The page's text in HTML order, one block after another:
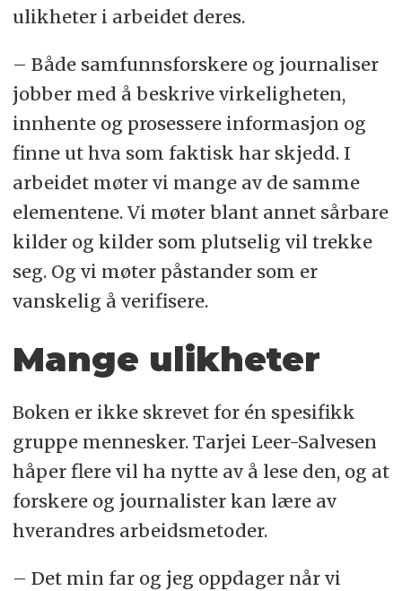
ulikheter i arbeidet deres.
– Både samfunnsforskere og journaliser
jobber med å beskrive virkeligheten,
innhente og prosessere informasjon og
finne ut hva som faktisk har skjedd. I
arbeidet møter vi mange av de samme
elementene. Vi møter blant annet sårbare
kilder og kilder som plutselig vil trekke
seg. Og vi møter påstander som er
vanskelig å verifisere.
Mange ulikheter
Boken er ikke skrevet for én spesifikk
gruppe mennesker. Tarjei Leer-Salvesen
håper flere vil ha nytte av å lese den, og at
forskere og journalister kan lære av
hverandres arbeidsmetoder.
– Det min far og jeg oppdager når vi